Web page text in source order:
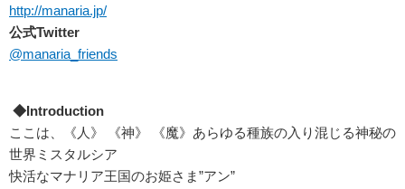
http://manaria.jp/
公式Twitter
@manaria_friends
◆Introduction
ここは、《人》 《神》 《魔》あらゆる種族の入り混じる神秘の
世界ミスタルシア
快活なマナリア王国のお姫さま”アン”